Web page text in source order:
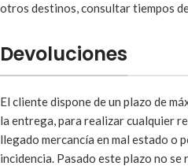
otros destinos, consultar tiempos
Devoluciones
El cliente dispone de un plazo de
la entrega, para realizar cualquier
llegado mercancía en mal estado o
incidencia. Pasado este plazo no